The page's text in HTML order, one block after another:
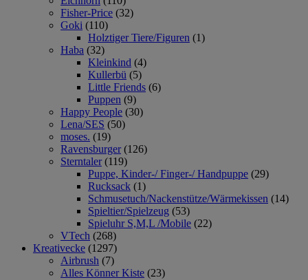
Fisher-Price (32)
Goki (110)
Holztiger Tiere/Figuren (1)
Haba (32)
Kleinkind (4)
Kullerbü (5)
Little Friends (6)
Puppen (9)
Happy People (30)
Lena/SES (50)
moses. (19)
Ravensburger (126)
Sterntaler (119)
Puppe, Kinder-/ Finger-/ Handpuppe (29)
Rucksack (1)
Schmusetuch/Nackenstütze/Wärmekissen (14)
Spieltier/Spielzeug (53)
Spieluhr S,M,L /Mobile (22)
VTech (268)
Kreativecke (1297)
Airbrush (7)
Alles Könner Kiste (23)